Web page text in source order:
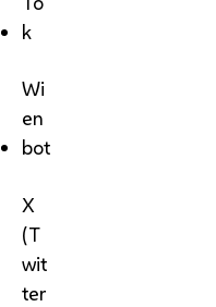
k
Wi
en
bot
X
(T
wit
ter